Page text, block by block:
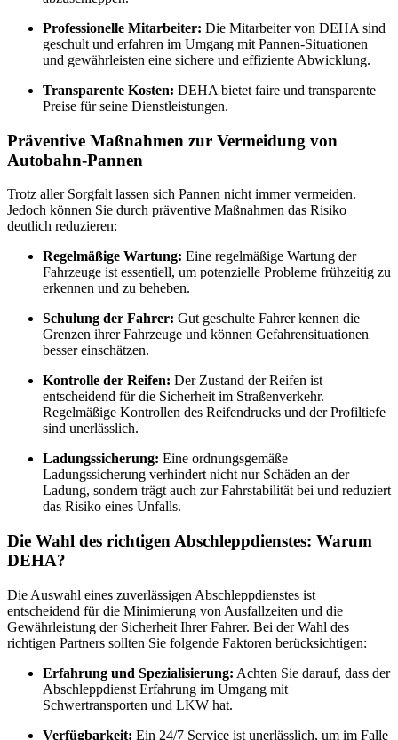
Professionelle Mitarbeiter: Die Mitarbeiter von DEHA sind
geschult und erfahren im Umgang mit Pannen-Situationen
und gewährleisten eine sichere und effiziente Abwicklung.
Transparente Kosten: DEHA bietet faire und transparente
Preise für seine Dienstleistungen.
Präventive Maßnahmen zur Vermeidung von
Autobahn-Pannen
Trotz aller Sorgfalt lassen sich Pannen nicht immer vermeiden.
Jedoch können Sie durch präventive Maßnahmen das Risiko
deutlich reduzieren:
Regelmäßige Wartung: Eine regelmäßige Wartung der
Fahrzeuge ist essentiell, um potenzielle Probleme frühzeitig zu
erkennen und zu beheben.
Schulung der Fahrer: Gut geschulte Fahrer kennen die
Grenzen ihrer Fahrzeuge und können Gefahrensituationen
besser einschätzen.
Kontrolle der Reifen: Der Zustand der Reifen ist
entscheidend für die Sicherheit im Straßenverkehr.
Regelmäßige Kontrollen des Reifendrucks und der Profiltiefe
sind unerlässlich.
Ladungssicherung: Eine ordnungsgemäße
Ladungssicherung verhindert nicht nur Schäden an der
Ladung, sondern trägt auch zur Fahrstabilität bei und reduziert
das Risiko eines Unfalls.
Die Wahl des richtigen Abschleppdienstes: Warum
DEHA?
Die Auswahl eines zuverlässigen Abschleppdienstes ist
entscheidend für die Minimierung von Ausfallzeiten und die
Gewährleistung der Sicherheit Ihrer Fahrer. Bei der Wahl des
richtigen Partners sollten Sie folgende Faktoren berücksichtigen:
Erfahrung und Spezialisierung: Achten Sie darauf, dass der
Abschleppdienst Erfahrung im Umgang mit
Schwertransporten und LKW hat.
Verfügbarkeit: Ein 24/7 Service ist unerlässlich, um im Falle